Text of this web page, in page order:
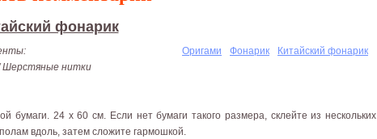
фонарик
Фонарик Китайский фонарик
Оригами
Шерстяные нитки
бумаги. 24 х 60 см. Если нет бумаги такого размера, склейте из нескольких
вдоль, затем сложите гармошкой.